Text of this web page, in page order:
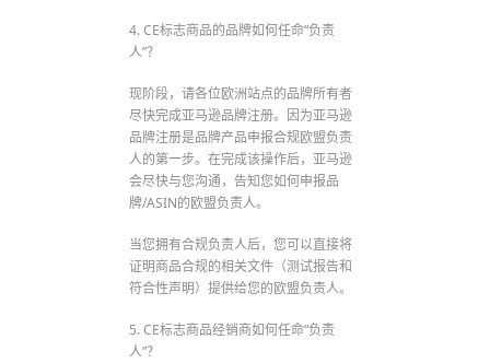
4. CE标志商品的品牌如何任命“负责
人”？
现阶段，请各位欧洲站点的品牌所有者
尽快完成亚马逊品牌注册。因为亚马逊
品牌注册是品牌产品申报合规欧盟负责
人的第一步。在完成该操作后，亚马逊
会尽快与您沟通，告知您如何申报品
牌/ASIN的欧盟负责人。
当您拥有合规负责人后，您可以直接将
证明商品合规的相关文件（测试报告和
符合性声明）提供给您的欧盟负责人。
5. CE标志商品经销商如何任命“负责
人”？